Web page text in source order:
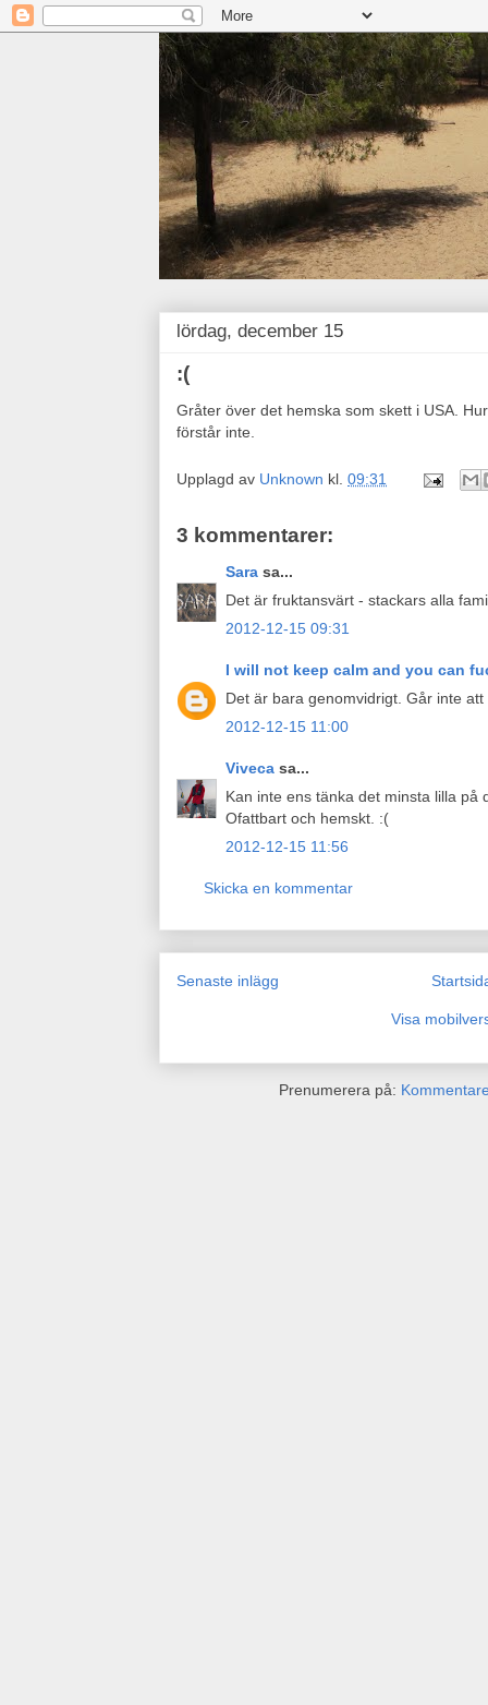
lördag, december 15
:(
Gråter över det hemska som skett i USA.
förstår inte.
Upplagd av Unknown kl. 09:31
3 kommentarer:
Sara sa...
Det är fruktansvärt - stackars alla
2012-12-15 09:31
I will not keep calm and you can
Det är bara genomvidrigt. Går inte
2012-12-15 11:00
Viveca sa...
Kan inte ens tänka det minsta lilla på
Ofattbart och hemskt. :(
2012-12-15 11:56
Skicka en kommentar
Senaste inlägg
Visa
Prenumerera på: